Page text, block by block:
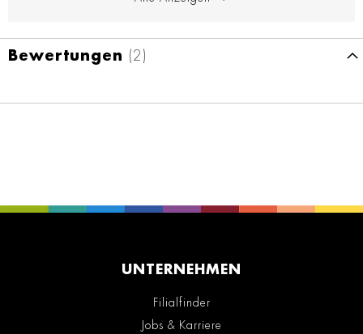
Bewertungen 2
UNTERNEHMEN
Filialfinder
Jobs & Karriere